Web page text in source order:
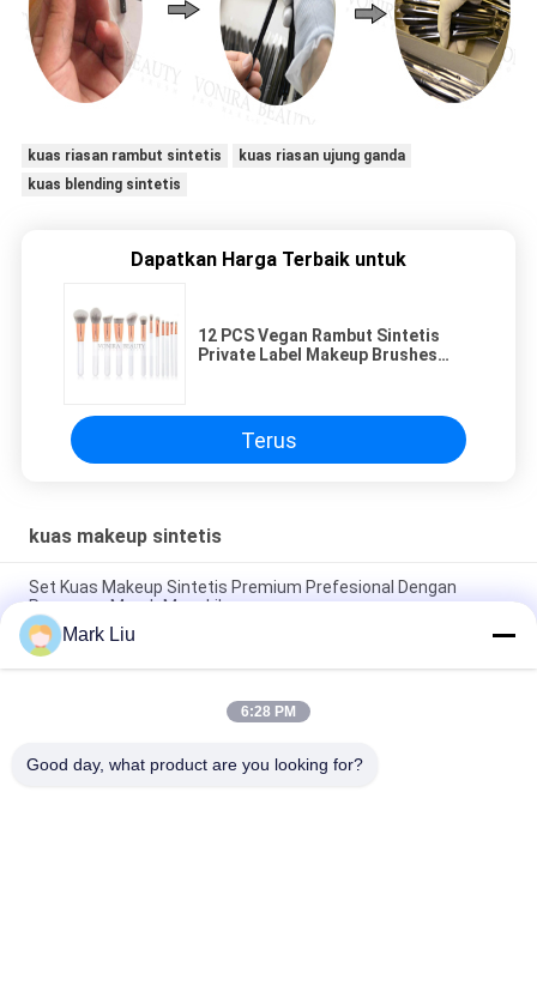
kuas riasan rambut sintetis
kuas riasan ujung ganda
kuas blending sintetis
Dapatkan Harga Terbaik untuk
12 PCS Vegan Rambut Sintetis
Private Label Makeup Brushes
Terus
kuas makeup sintetis
Set Kuas Makeup Sintetis Premium Prefesional Dengan
Pegangan Merah Mengkilap
Kuas Rias Rambut Sintetis Alami Presisi Luar Biasa Alat
Kecantikan Lengkap
15 Piece Sintetis Makeup Brushes Set Mewah Pemegang
Mark Liu
6:28 PM
Good day, what product are you looking for?